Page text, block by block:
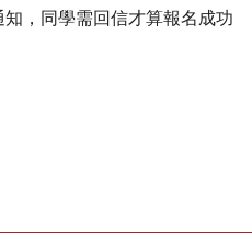
，同學需回信才算報名成功